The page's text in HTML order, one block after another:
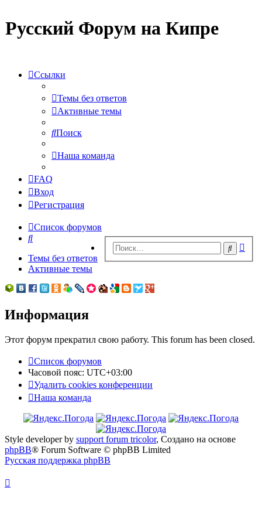
Русский Форум на Кипре
Ссылки
Темы без ответов
Активные темы
Поиск
Наша команда
FAQ
Вход
Регистрация
Список форумов
Поиск
Поиск
Темы без ответов
Активные темы
Информация
Этот форум прекратил свою работу. This forum has been closed.
Список форумов
Часовой пояс: UTC+03:00
Удалить cookies конференции
Наша команда
Style developer by support forum tricolor, Создано на основе
phpBB® Forum Software © phpBB Limited
Русская поддержка phpBB